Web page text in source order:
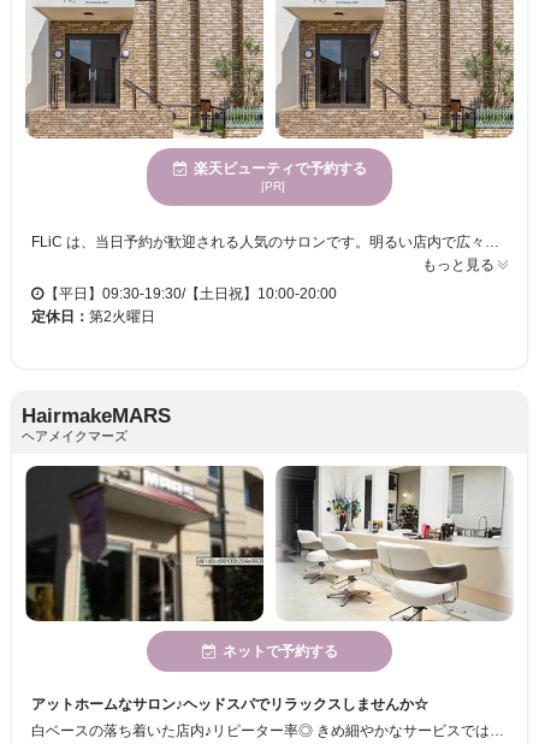
楽天ビューティで予約する
[PR]
FLiC は、当日予約が歓迎される人気のサロンです。明るい店内で広々とした雰囲気は心地よさを提供し、多様な年齢層のお客様が訪れています。特に髪質改善とデザインカラーを同時に施すことができ、理想の色味や透明感とともに、柔らかくツヤのある髪へ導きます。経験豊富なスタッフが集い、信頼される薬剤を選択しているため、未来の髪質まで考慮したケアが受けられます。あなたの髪の悩み、ぜひご相談ください。FLiC 土浦で、自分らしい美しさを手に入れましょう。
もっと見る
【平日】09:30-19:30/【土日祝】10:00-20:00
定休日： 第2火曜日
HairmakeMARS
ヘアメイクマーズ
ネットで予約する
アットホームなサロン♪ヘッドスパでリラックスしませんか☆
白ベースの落ち着いた店内♪リピーター率◎ きめ細やかなサービスではどこにも負けません！ オススメのヘッドスパをぜひ試していってください★